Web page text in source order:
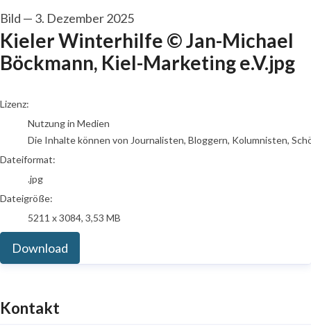
Bild — 3. Dezember 2025
Kieler Winterhilfe © Jan-Michael
Böckmann, Kiel-Marketing e.V.jpg
go to media item
Lizenz:
Nutzung in Medien
Die Inhalte können von Journalisten, Bloggern, Kolumnisten,
Dateiformat:
.jpg
Dateigröße:
5211 x 3084, 3,53 MB
Download
Kontakt